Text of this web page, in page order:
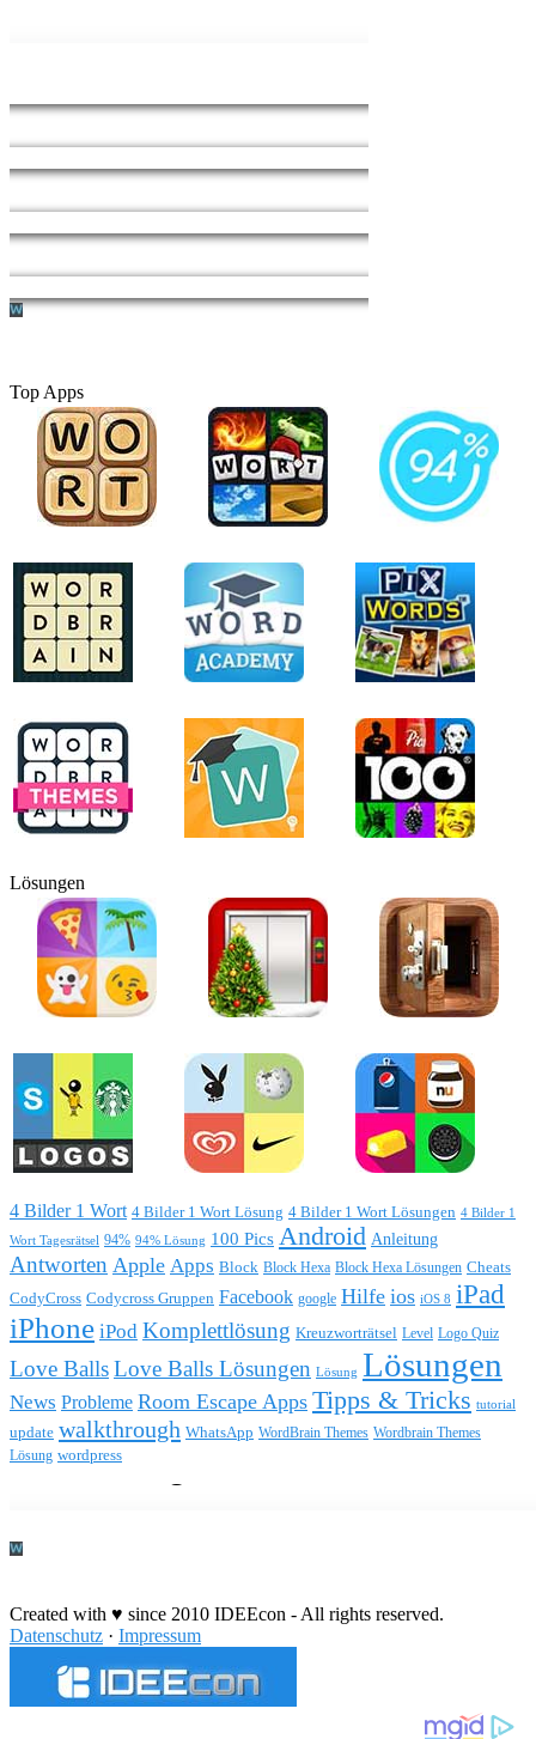
Top Apps
Lösungen
4 Bilder 1 Wort 4 Bilder 1 Wort Lösung 4 Bilder 1 Wort Lösungen 4 Bilder 1
Wort Tagesrätsel 94% 94% Lösung 100 Pics Android Anleitung
Antworten Apple Apps Block Block Hexa Block Hexa Lösungen Cheats
CodyCross Codycross Gruppen Facebook google Hilfe ios iOS 8 iPad
iPhone iPod Komplettlösung Kreuzworträtsel Level Logo Quiz
Love BallsLove Balls Lösungen Lösung Lösungen
News Probleme Room Escape Apps Tipps & Tricks tutorial
update walkthrough WhatsApp WordBrain Themes Wordbrain Themes
Lösung wordpress
Created with ♥ since 2010 IDEEcon - All rights reserved.
Datenschutz · Impressum